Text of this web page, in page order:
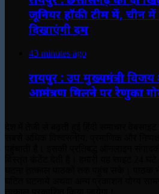
जूनियर हॉकी टीम में, चीन
दिखाएंगी दम
43 minutes ago
रायपुर : उप मुख्यमंत्री विजय
आमंत्रण मिलने पर रेणुका